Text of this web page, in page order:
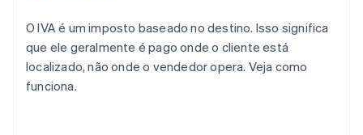
O IVA é um imposto baseado no destino. Isso significa
que ele geralmente é pago onde o cliente está
localizado, não onde o vendedor opera. Veja como
funciona.